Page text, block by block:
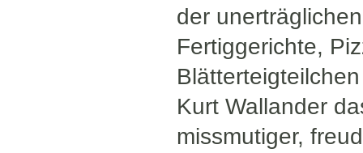
der
Fertiggerichte,
Kurt Wallander
missmutiger,